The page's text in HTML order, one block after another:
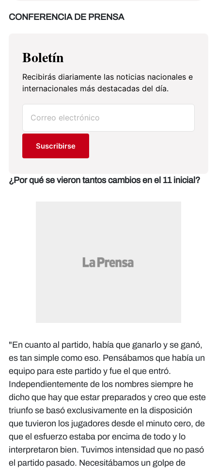
CONFERENCIA DE PRENSA
Boletín
Recibirás diariamente las noticias nacionales e
internacionales más destacadas del día.
Suscribirse
¿Por qué se vieron tantos cambios en el 11 inicial?
"En cuanto al partido, había que ganarlo y se ganó,
es tan simple como eso. Pensábamos que había un
equipo para este partido y fue el que entró.
Independientemente de los nombres siempre he
dicho que hay que estar preparados y creo que este
triunfo se basó exclusivamente en la disposición
que tuvieron los jugadores desde el minuto cero, de
que el esfuerzo estaba por encima de todo y lo
interpretaron bien. Tuvimos intensidad que no pasó
el partido pasado. Necesitábamos un golpe de